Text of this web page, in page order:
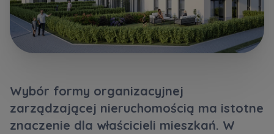
Wybór formy organizacyjnej
zarządzającej nieruchomością ma istotne
znaczenie dla właścicieli mieszkań. W
E-mail
контакт українською мовою)
Wyrażam wszystkie zgody
Кожна особа має право отримати доступ до
своїх персональних... *
розширити
Murapol
Wyślij
Wyślij